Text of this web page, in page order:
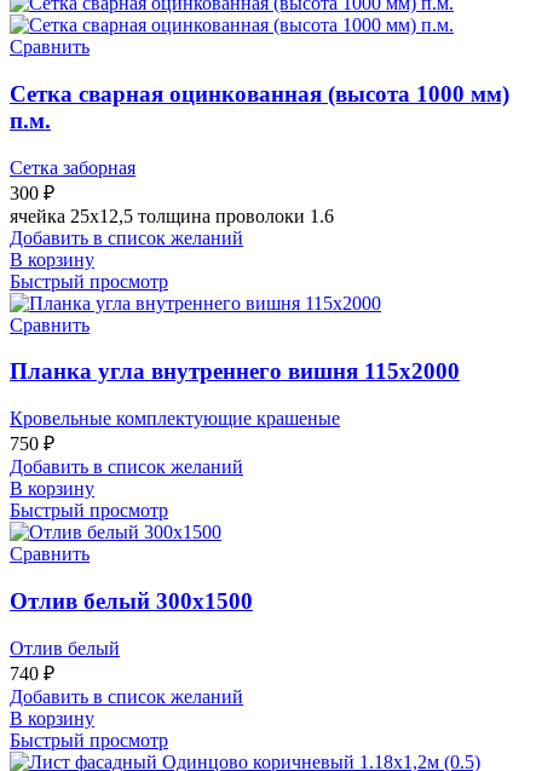
Сравнить
Сетка сварная оцинкованная (высота 1000 мм)
п.м.
Сетка заборная
300 ₽
ячейка 25х12,5 толщина проволоки 1.6
Добавить в список желаний
В корзину
Быстрый просмотр
Сравнить
Планка угла внутреннего вишня 115х2000
Кровельные комплектующие крашеные
750 ₽
Добавить в список желаний
В корзину
Быстрый просмотр
Сравнить
Отлив белый 300х1500
Отлив белый
740 ₽
Добавить в список желаний
В корзину
Быстрый просмотр